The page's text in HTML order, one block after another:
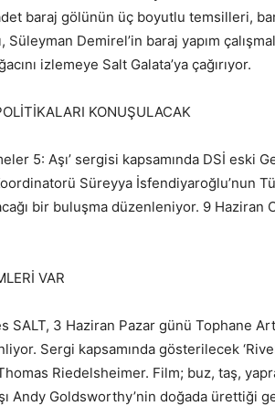
baraj gölünün üç boyutlu temsilleri,
Süleyman Demirel’in baraj yapım
izlemeye Salt Galata’ya çağırıyor.
KONUŞULACAK
5: Aşı’ sergisi kapsamında DSİ eski
Süreyya İsfendiyaroğlu’nun
bir buluşma düzenleniyor. 9 Haziran
VAR
SALT, 3 Haziran Pazar günü Tophane
Sergi kapsamında gösterilecek
Riedelsheimer. Film; buz, taş,
Andy Goldsworthy’nin doğada ürettiği